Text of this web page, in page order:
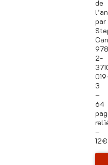
de
par
2-
3
–
64
–
12€